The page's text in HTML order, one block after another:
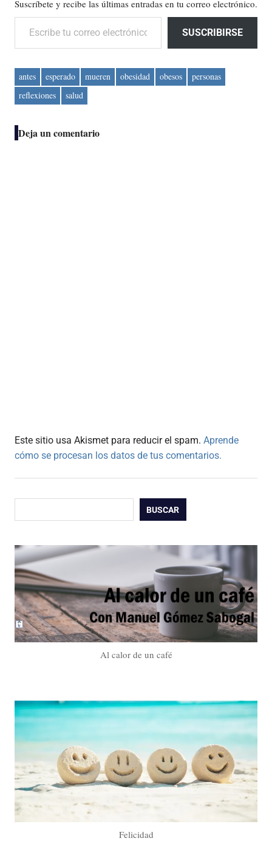
Suscríbete y recibe las últimas entradas en tu correo electrónico.
Escribe tu correo electrónico…
SUSCRIBIRSE
antes esperado mueren obesidad obesos
personas
reflexiones
salud
Deja un comentario
Este sitio usa Akismet para reducir el spam. Aprende
cómo se procesan los datos de tus comentarios.
BUSCAR
Al calor de un café
Felicidad